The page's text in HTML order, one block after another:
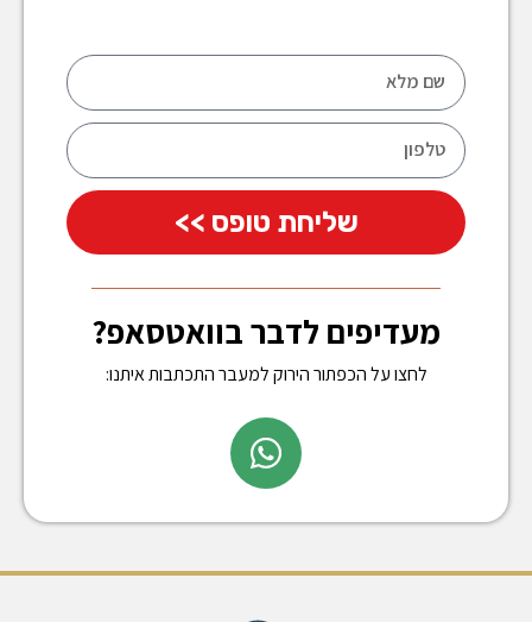
שליחת טופס >>
מעדיפים לדבר בוואטסאפ?
לחצו על הכפתור הירוק למעבר התכתבות איתנו: